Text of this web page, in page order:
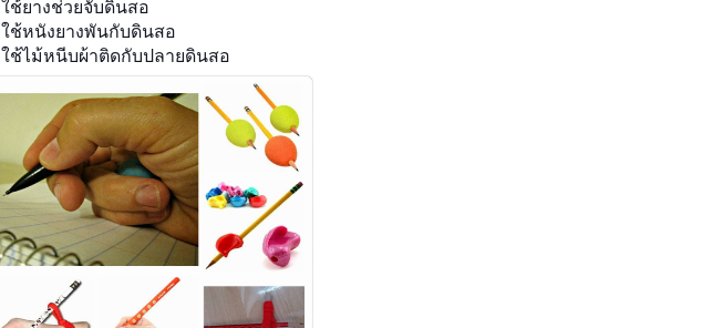
ช้ยางช่วยจับดินสอ
ช้หนังยางพันกับดินสอ
ช้ไม้หนีบผ้าติดกับปลายดินสอ